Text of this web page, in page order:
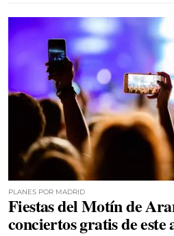
PLANES POR MADRID
Fiestas del Motín de
conciertos gratis de este